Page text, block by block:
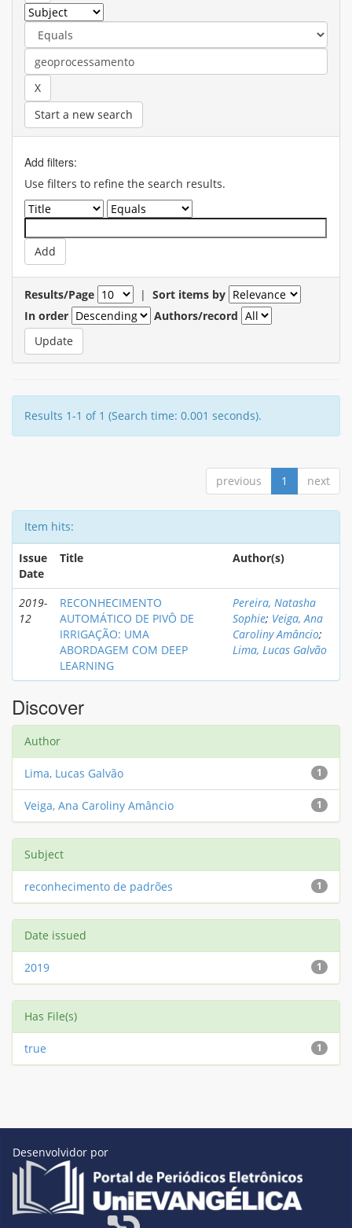
Start a new search
Add filters:
Use filters to refine the search results.
Results/Page | Sort items by
In order
Authors/record
Results 1-1 of 1 (Search time: 0.001 seconds).
previous 1 next
Item hits:
Issue
Date
Title Author(s)
2019-
12
RECONHECIMENTO
AUTOMÁTICO DE PIVÔ DE
IRRIGAÇÃO: UMA
ABORDAGEM COM DEEP
LEARNING
Pereira, Natasha
Sophie; Veiga, Ana
Caroliny Amâncio;
Lima, Lucas Galvão
Discover
Author
1
Lima, Lucas Galvão
1
Veiga, Ana Caroliny Amâncio
Subject
1
reconhecimento de padrões
Date issued
1
2019
Has File(s)
1
true
Desenvolvidor por